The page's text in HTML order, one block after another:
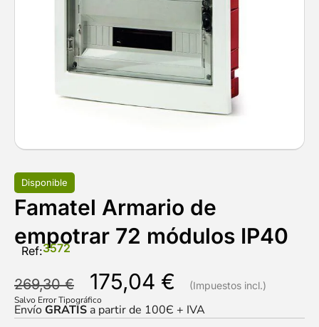
Disponible
Famatel Armario de
empotrar 72 módulos IP40
Ref:3572
269,30€ 175,04 €
Salvo Error Tipográfico
EnvíoGRATIS a partir de 100Є + IVA